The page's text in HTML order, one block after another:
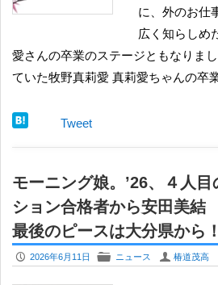
に、外のお仕
広く知らしめ
愛さんの卒業のステージともなりま
ていた牧野真莉愛 真莉愛ちゃんの卒
Tweet
モーニング娘。’26、４人
ション合格者から安田美
最後のピースは大分県から！
P 2026年6月11日 F ニュース U 椿道茂高